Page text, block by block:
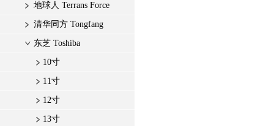
地球人 Terrans Force
清华同方 Tongfang
东芝 Toshiba
10寸
11寸
12寸
13寸